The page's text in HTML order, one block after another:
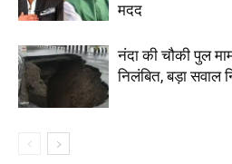
मदद
नंदा की चौकी पुल
निलंबित, बड़ा सवाल